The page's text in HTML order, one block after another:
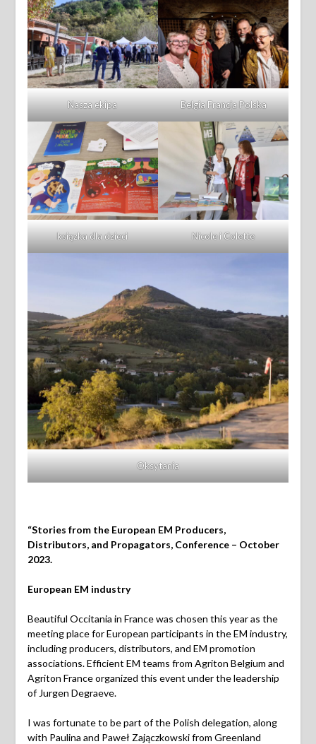
Nasza ekipa Belgia Francja Polska
ksiązka dla dzieci Nicole i Colette
Oksytania
“Stories from the European EM Producers,
Distributors, and Propagators, Conference– October
2023.
European EM industry
Beautiful Occitania in France was chosen this year as the
meeting place for European participants in the EM industry,
including producers, distributors, and EM promotion
associations. Efficient EM teams from Agriton Belgium and
Agriton France organized this event under the leadership
of Jurgen Degraeve.
I was fortunate to be part of the Polish delegation, along
with Paulina and Paweł Zajączkowski from Greenland